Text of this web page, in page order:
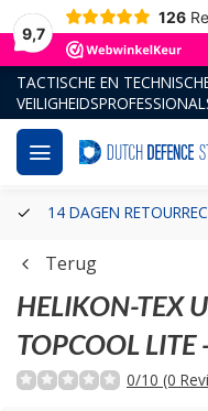
9,7
126
TACTISCHE EN
14 DAGEN
Terug
HELIKON-TEX
TOPCOOL
0/10 (0